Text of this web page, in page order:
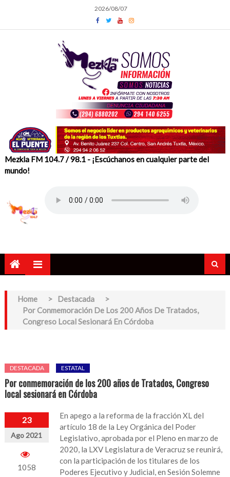
content
2026/08/07
Mezkla FM 104.7 / 98.1 - ¡Escúchanos en cualquier parte del
mundo!
Home > Destacada
>
Por Conmemoración De Los 200 Años De Tratados,
Congreso Local Sesionará En Córdoba
DESTACADA ESTATAL
Por conmemoración de los 200 años de Tratados, Congreso
local sesionará en Córdoba
23
Ago 2021
1058
En apego a la reforma de la fracción XL del
artículo 18 de la Ley Orgánica del Poder
Legislativo, aprobada por el Pleno en marzo de
2020, la LXV Legislatura de Veracruz se reunirá,
con la participación de los titulares de los
Poderes Ejecutivo y Judicial, en Sesión Solemne